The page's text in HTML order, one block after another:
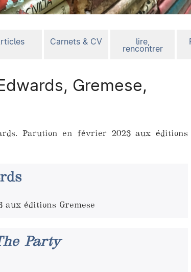
Carnets & CV lire,
rencontrer
Gremese,
Parution en février 2023 aux éditions
éditions Gremese
Party